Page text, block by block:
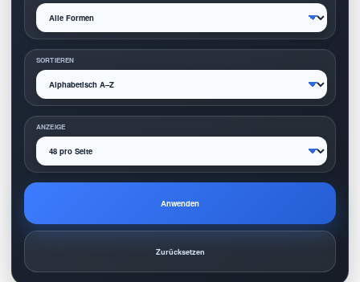
SORTIEREN
ANZEIGE
Anwenden
Zurücksetzen